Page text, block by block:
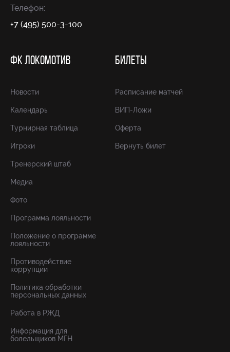
Телефон:
+7 (495) 500-3-100
ФК ЛОКОМОТИВ
Новости
Календарь
Турнирная таблица
Игроки
Тренерский штаб
Медиа
Фото
Программа лояльности
Положение о программе
лояльности
Противодействие
коррупции
Политика обработки
персональных данных
Работа в РЖД
Информация для
болельщиков МГН
БИЛЕТЫ
Расписание матчей
ВИП-Ложи
Оферта
Вернуть билет